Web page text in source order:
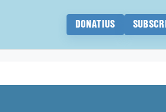
DONATIUS